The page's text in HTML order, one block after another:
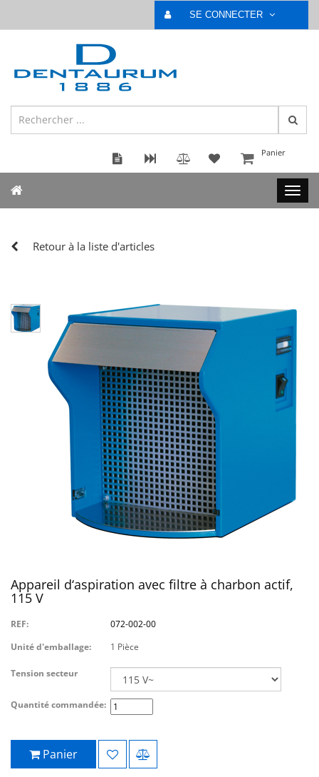
SE CONNECTER
Panier
Retour à la liste d'articles
Appareil d‘aspiration avec filtre à charbon actif,
115 V
REF:
072-002-00
Unité d'emballage:
1 Pièce
Tension secteur
Quantité commandée:
Panier